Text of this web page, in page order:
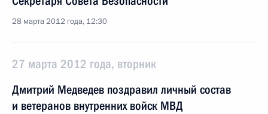
28 марта 2012 года, 12:30
27 марта 2012 года, вторник
Дмитрий Медведев поздравил личный состав
и ветеранов внутренних войск МВД